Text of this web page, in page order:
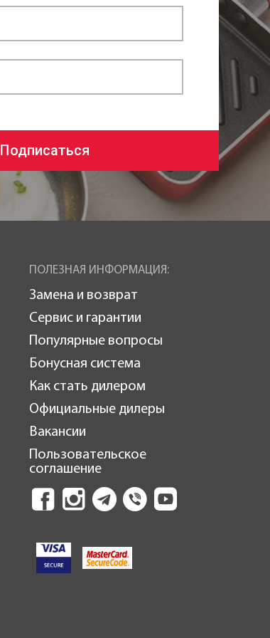
Подписаться
ПОЛЕЗНАЯ ИНФОРМАЦИЯ:
Замена и возврат
Сервис и гарантии
Популярные вопросы
Бонусная система
Как стать дилером
Официальные дилеры
Вакансии
Пользовательское
соглашение